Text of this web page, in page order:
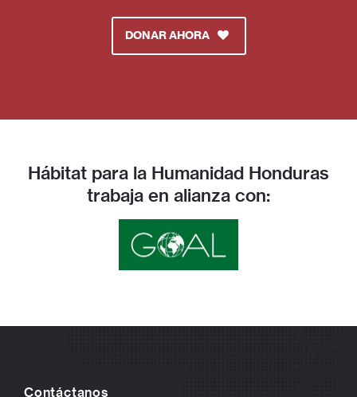
DONAR AHORA
Hábitat para la Humanidad Honduras
trabaja en alianza con:
Contáctanos